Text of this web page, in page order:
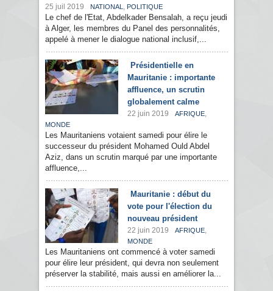
25 juil 2019 NATIONAL , POLITIQUE
Le chef de l'Etat, Abdelkader Bensalah, a reçu jeudi
à Alger, les membres du Panel des personnalités,
appelé à mener le dialogue national inclusif,...
Présidentielle en
Mauritanie : importante
affluence, un scrutin
globalement calme
22 juin 2019 AFRIQUE,
MONDE
Les Mauritaniens votaient samedi pour élire le
successeur du président Mohamed Ould Abdel
Aziz, dans un scrutin marqué par une importante
affluence,...
Mauritanie : début du
vote pour l'élection du
nouveau président
22 juin 2019 AFRIQUE,
MONDE
Les Mauritaniens ont commencé à voter samedi
pour élire leur président, qui devra non seulement
préserver la stabilité, mais aussi en améliorer la...